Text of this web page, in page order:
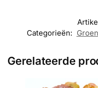
Categorieën:
Gerelateerde